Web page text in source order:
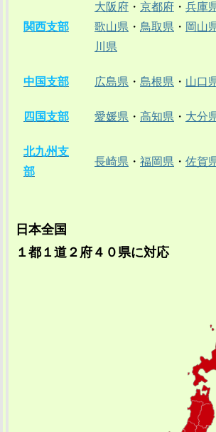
関西支部
大阪府 ・ 京都府 ・ 兵庫
歌山県 ・ 鳥取県 ・ 岡山
川県
中国支部 広島県 ・ 島根県 ・ 山口
四国支部 愛媛県 ・ 高知県 ・ 大分
北九州支
部
長崎県 ・ 福岡県 ・ 佐賀
日本全国
１都１道２府４０県に対応